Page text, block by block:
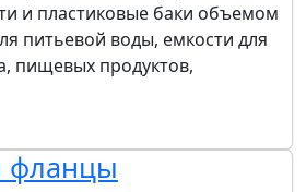
и пластиковые баки объемом
питьевой воды, емкости для
пищевых продуктов,
фланцы